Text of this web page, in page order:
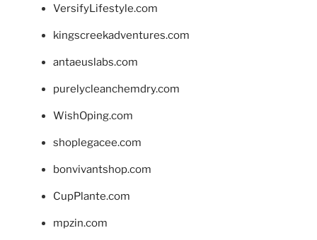
VersifyLifestyle.com
kingscreekadventures.com
antaeuslabs.com
purelycleanchemdry.com
WishOping.com
shoplegacee.com
bonvivantshop.com
CupPlante.com
mpzin.com